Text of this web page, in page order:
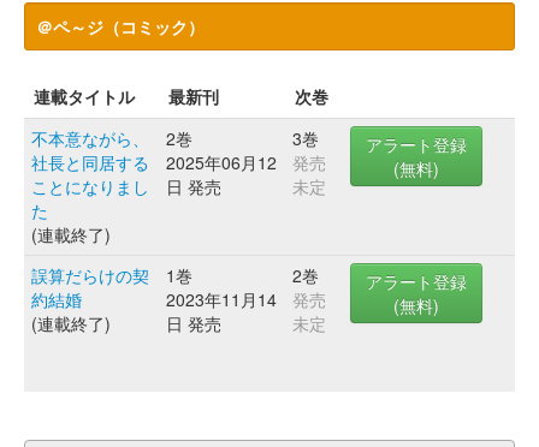
＠ペ～ジ（コミック）
連載タイトル 最新刊
次巻
不本意ながら、
社長と同居する
ことになりまし
た
(連載終了)
2巻
2025年06月12
日 発売
3巻
発売
未定
アラート登録
(無料)
誤算だらけの契
約結婚
(連載終了)
1巻
2023年11月14
日 発売
2巻
発売
未定
アラート登録
(無料)